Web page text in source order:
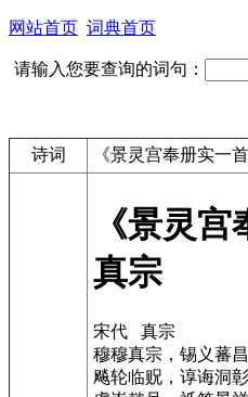
网站首页 词典首页
请输入您要查询的词句：
诗词 《景灵宫奉册实一
《景灵宫
真宗
宋代 真宗
穆穆真宗，锡义蕃昌
飚轮临贶，谆诲洞彰